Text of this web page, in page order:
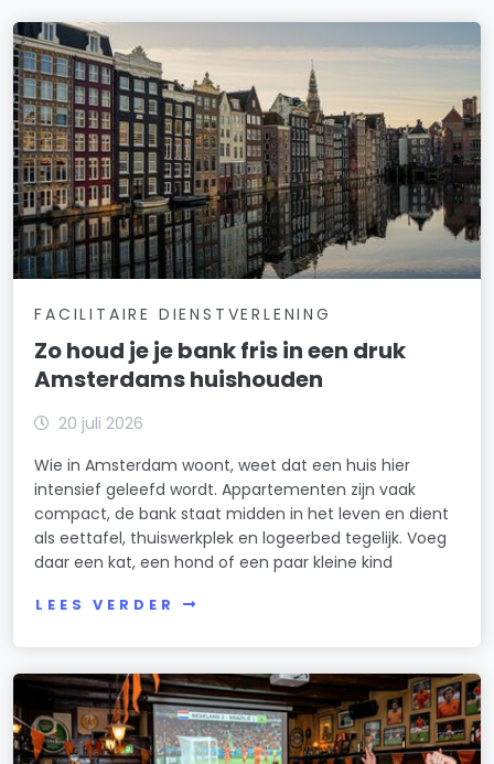
Lutkemeer/Ookmeer
Middenmeer
Museumkwartier
Nellestein
Nieuwendammerdijk/Buiksloterdijk
Nieuwe Pijp
Nieuwmarkt/Lastage
Noordelijke IJ-oevers-Oost
Noordelijke IJ-oevers-West
Omval/Overamstel
Oostelijke Eilanden/Kadijken
Oostelijk Havengebied
Oosterparkbuurt
Oostzanerwerf
Osdorp-Midden
Osdorp-Oost
FACILITAIRE DIENSTVERLENING
Zo houd je je bank fris in een druk
Amsterdams huishouden
20 juli 2026
Wie in Amsterdam woont, weet dat een huis hier
intensief geleefd wordt. Appartementen zijn vaak
compact, de bank staat midden in het leven en dient
als eettafel, thuiswerkplek en logeerbed tegelijk. Voeg
daar een kat, een hond of een paar kleine kind
LEES VERDER